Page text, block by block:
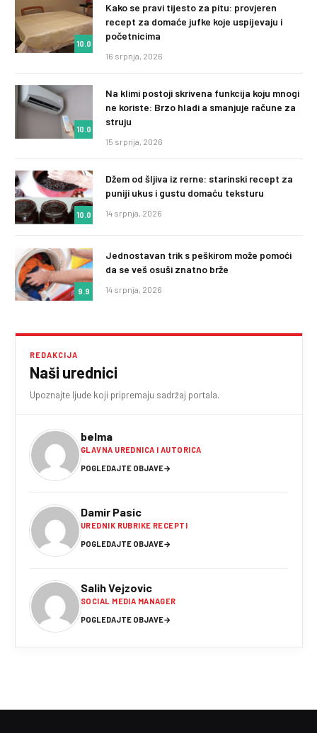
10.0
Kako se pravi tijesto za pitu: provjeren
recept za domaće jufke koje uspijevaju i
početnicima
16 srpnja, 2026
10.0
Na klimi postoji skrivena funkcija koju mnogi
ne koriste: Brzo hladi a smanjuje račune za
struju
15 srpnja, 2026
10.0
Džem od šljiva iz rerne: starinski recept za
puniji ukus i gustu domaću teksturu
14 srpnja, 2026
9.9
Jednostavan trik s peškirom može pomoći
da se veš osuši znatno brže
14 srpnja, 2026
REDAKCIJA
Naši urednici
Upoznajte ljude koji pripremaju sadržaj portala.
belma
GLAVNA UREDNICA I AUTORICA
POGLEDAJTE OBJAVE→
Damir Pasic
UREDNIK RUBRIKE RECEPTI
POGLEDAJTE OBJAVE→
Salih Vejzovic
SOCIAL MEDIA MANAGER
POGLEDAJTE OBJAVE→